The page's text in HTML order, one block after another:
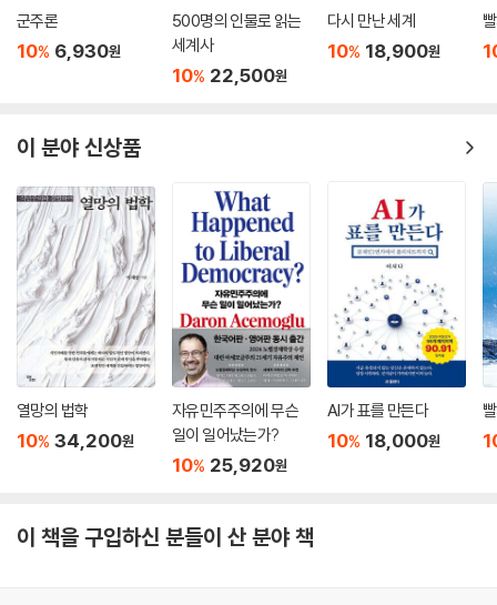
군주론
10% 6,930원
500명의 인물로 읽는
세계사
10% 22,500원
다시 만난 세계
10% 18,900원
이 분야 신상품
열망의 법학
10% 34,200원
자유민주주의에 무슨
일이 일어났는가?
10% 25,920원
AI가 표를 만든다
10% 18,000원
이 책을 구입하신 분들이 산 분야 책